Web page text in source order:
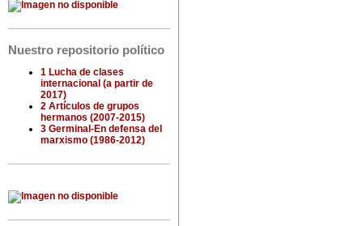
Nuestro repositorio político
1 Lucha de clases
internacional (a partir de
2017)
2 Artículos de grupos
hermanos (2007-2015)
3 Germinal-En defensa del
marxismo (1986-2012)